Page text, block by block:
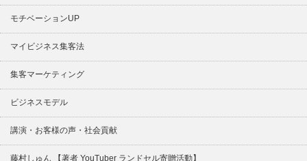
モチベーションUP
マイビジネス集客法
集客マーケティング
ビジネスモデル
講演・お客様の声・社会貢献
藤村しゅん 【著者 YouTuber ランドセル寄贈活動】